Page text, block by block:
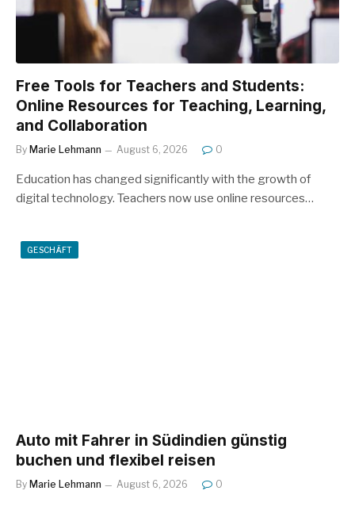
Free Tools for Teachers and Students:
Online Resources for Teaching, Learning,
and Collaboration
By Marie Lehmann August 6, 2026 0
Education has changed significantly with the growth of
digital technology. Teachers now use online resources…
GESCHÄFT
Auto mit Fahrer in Südindien günstig
buchen und flexibel reisen
By Marie Lehmann August 6, 2026 0